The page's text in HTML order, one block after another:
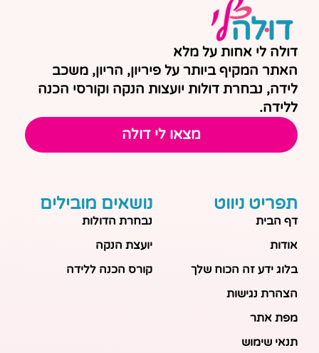
דולה לי אחות על מלא
האתר המקיף ביותר על פיריון, הריון, משכב
לידה, נבחרת דולות יועצות הנקה וקורסי הכנה
ללידה.
מצאו לי דולה
תפריט ניווט
דף הבית
אודות
בלוג ידע זה הכוח שלך
הצהרת נגישות
מפת אתר
תנאי שימוש
נושאים מובילים
נבחרת הדולות
יועצת הנקה
קורס הכנה ללידה